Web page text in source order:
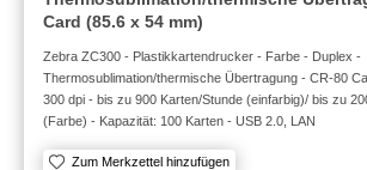
Card (85.6 x 54 mm)
Zebra ZC300 - Plastikkartendrucker - Farbe - Duplex -
Thermosublimation/thermische Übertragung - CR-80
300 dpi - bis zu 900 Karten/Stunde (einfarbig)/ bis zu
(Farbe) - Kapazität: 100 Karten - USB 2.0, LAN
Zum Merkzettel hinzufügen